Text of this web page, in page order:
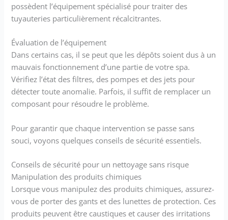
possèdent l’équipement spécialisé pour traiter des
tuyauteries particulièrement récalcitrantes.
Évaluation de l’équipement
Dans certains cas, il se peut que les dépôts soient dus à un
mauvais fonctionnement d’une partie de votre spa.
Vérifiez l’état des filtres, des pompes et des jets pour
détecter toute anomalie. Parfois, il suffit de remplacer un
composant pour résoudre le problème.
Pour garantir que chaque intervention se passe sans
souci, voyons quelques conseils de sécurité essentiels.
Conseils de sécurité pour un nettoyage sans risque
Manipulation des produits chimiques
Lorsque vous manipulez des produits chimiques, assurez-
vous de porter des gants et des lunettes de protection. Ces
produits peuvent être caustiques et causer des irritations